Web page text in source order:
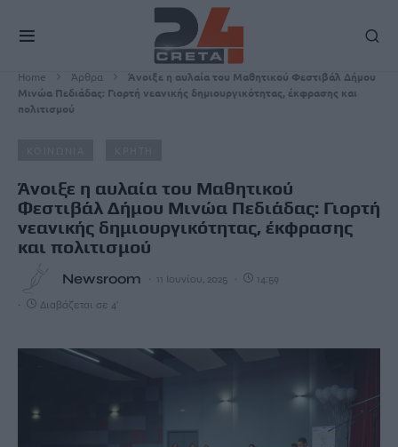
Home Άρθρα
Άνοιξε η αυλαία του Μαθητικού Φεστιβάλ Δήμου
Μινώα Πεδιάδας: Γιορτή νεανικής δημιουργικότητας, έκφρασης και
πολιτισμού
Άνοιξε η αυλαία του Μαθητικού
Φεστιβάλ Δήμου Μινώα Πεδιάδας: Γιορτή
νεανικής δημιουργικότητας, έκφρασης
και πολιτισμού
Newsroom 11 Ιουνίου, 2025 14:59
Διαβάζεται σε 4'